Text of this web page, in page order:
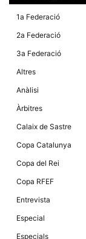
1a Federació
2a Federació
3a Federació
Altres
Anàlisi
Àrbitres
Calaix de Sastre
Copa Catalunya
Copa del Rei
Copa RFEF
Entrevista
Especial
Especials